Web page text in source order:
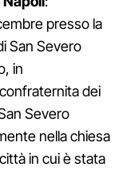
presso la
San Severo
in
dei
Severo
nella chiesa
in cui è stata